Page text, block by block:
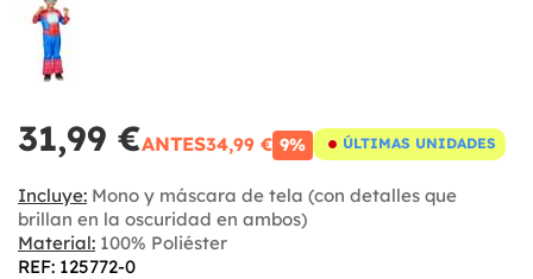
31,99 €ANTES34,99 € 9% ÚLTIMAS UNIDADES
Incluye: Mono y máscara de tela (con detalles que
brillan en la oscuridad en ambos)
Material: 100% Poliéster
REF: 125772-0